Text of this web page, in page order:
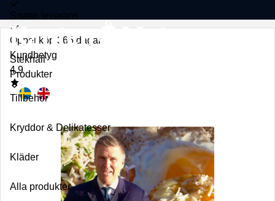
Snabb leverans
Öppet köp 365 dagar
Kundbetyg
4.9
Stekhäll
ProdukterToggle
Tillbehör
Kryddor & Delikatesser
Kläder
Alla produkter